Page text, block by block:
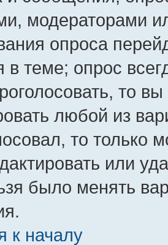
модераторами
опроса
теме; опрос
то
любой из
то только
или
было менять
к началу